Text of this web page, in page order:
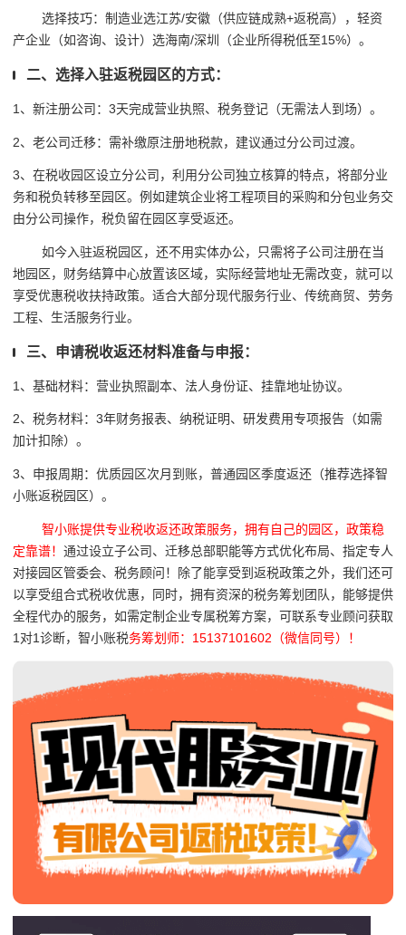
选择技巧：制造业选江苏/安徽（供应链成熟+返税高），轻资
产企业（如咨询、设计）选海南/深圳（企业所得税低至15%）。
二、选择入驻返税园区的方式：
1、新注册公司：3天完成营业执照、税务登记（无需法人到场）。
2、老公司迁移：需补缴原注册地税款，建议通过分公司过渡。
3、在税收园区设立分公司，利用分公司独立核算的特点，将部分业
务和税负转移至园区。例如建筑企业将工程项目的采购和分包业务交
由分公司操作，税负留在园区享受返还。
如今入驻返税园区，还不用实体办公，只需将子公司注册在当
地园区，财务结算中心放置该区域，实际经营地址无需改变，就可以
享受优惠税收扶持政策。适合大部分现代服务行业、传统商贸、劳务
工程、生活服务行业。
三、申请税收返还材料准备与申报：
1、基础材料：营业执照副本、法人身份证、挂靠地址协议。
2、税务材料：3年财务报表、纳税证明、研发费用专项报告（如需
加计扣除）。
3、申报周期：优质园区次月到账，普通园区季度返还（推荐选择智
小账返税园区）。
智小账提供专业税收返还政策服务，拥有自己的园区，政策稳
定靠谱！ 通过设立子公司、迁移总部职能等方式优化布局、指定专人
对接园区管委会、税务顾问！除了能享受到返税政策之外，我们还可
以享受组合式税收优惠，同时，拥有资深的税务筹划团队，能够提供
全程代办的服务， 如需定制企业专属税筹方案，可联系专业顾问获取
1对1诊断， 智小账税务筹划师：15137101602（微信同号）！